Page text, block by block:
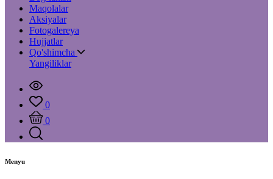
Maqolalar
Aksiyalar
Fotogalereya
Hujjatlar
Qo'shimcha
Yangiliklar
0
0
Menyu